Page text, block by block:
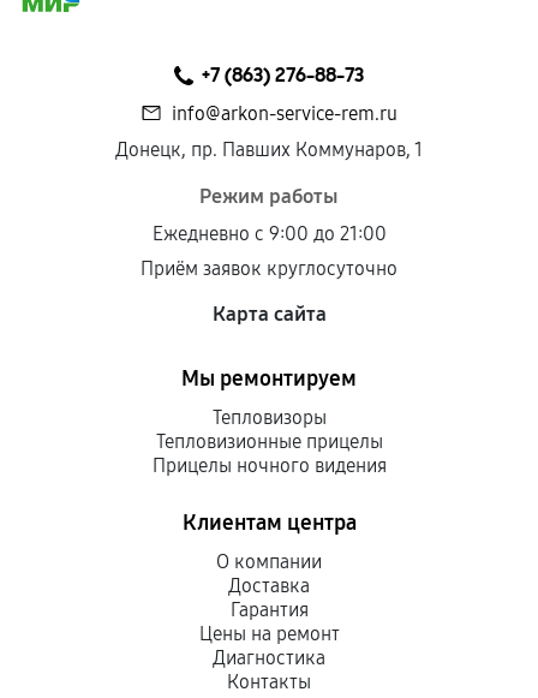
+7 (863) 276-88-73
info@arkon-service-rem.ru
Донецк, пр. Павших Коммунаров, 1
Режим работы
Ежедневно с 9:00 до 21:00
Приём заявок круглосуточно
Карта сайта
Мы ремонтируем
Тепловизоры
Тепловизионные прицелы
Прицелы ночного видения
Клиентам центра
О компании
Доставка
Гарантия
Цены на ремонт
Диагностика
Контакты